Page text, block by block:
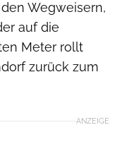
Wegweisern,
auf die
Meter rollt
zurück zum
ANZEIGE